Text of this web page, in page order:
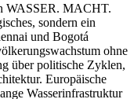
WASSER. MACHT.
sondern ein
und Bogotá
ohne
über politische Zyklen,
Europäische
Wasserinfrastruktur